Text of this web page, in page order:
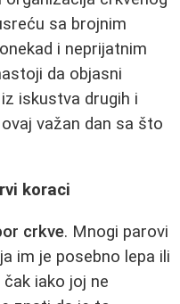
sa brojnim
i neprijatnim
da objasni
iskustva drugih i
važan dan sa što
koraci
crkve. Mnogi parovi
im je posebno lepa ili
iako joj ne